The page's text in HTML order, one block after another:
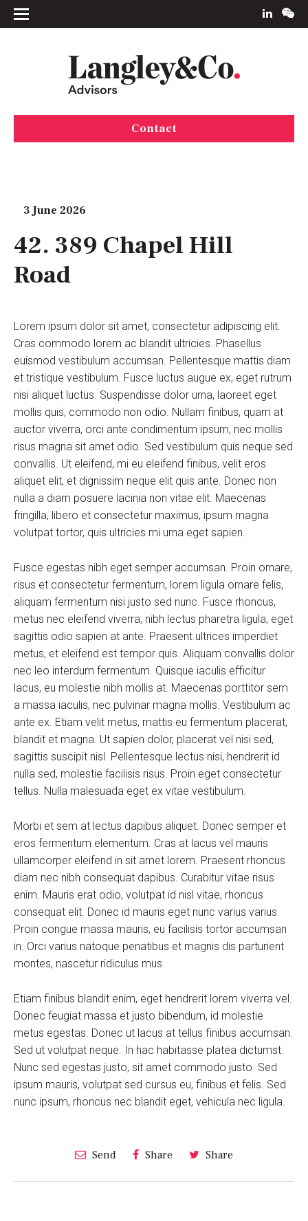
Contact
3 June 2026
42. 389 Chapel Hill
Road
Lorem ipsum dolor sit amet, consectetur adipiscing elit.
Cras commodo lorem ac blandit ultricies. Phasellus
euismod vestibulum accumsan. Pellentesque mattis diam
et tristique vestibulum. Fusce luctus augue ex, eget rutrum
nisi aliquet luctus. Suspendisse dolor urna, laoreet eget
mollis quis, commodo non odio. Nullam finibus, quam at
auctor viverra, orci ante condimentum ipsum, nec mollis
risus magna sit amet odio. Sed vestibulum quis neque sed
convallis. Ut eleifend, mi eu eleifend finibus, velit eros
aliquet elit, et dignissim neque elit quis ante. Donec non
nulla a diam posuere lacinia non vitae elit. Maecenas
fringilla, libero et consectetur maximus, ipsum magna
volutpat tortor, quis ultricies mi urna eget sapien.
Fusce egestas nibh eget semper accumsan. Proin ornare,
risus et consectetur fermentum, lorem ligula ornare felis,
aliquam fermentum nisi justo sed nunc. Fusce rhoncus,
metus nec eleifend viverra, nibh lectus pharetra ligula, eget
sagittis odio sapien at ante. Praesent ultrices imperdiet
metus, et eleifend est tempor quis. Aliquam convallis dolor
nec leo interdum fermentum. Quisque iaculis efficitur
lacus, eu molestie nibh mollis at. Maecenas porttitor sem
a massa iaculis, nec pulvinar magna mollis. Vestibulum ac
ante ex. Etiam velit metus, mattis eu fermentum placerat,
blandit et magna. Ut sapien dolor, placerat vel nisi sed,
sagittis suscipit nisl. Pellentesque lectus nisi, hendrerit id
nulla sed, molestie facilisis risus. Proin eget consectetur
tellus. Nulla malesuada eget ex vitae vestibulum.
Morbi et sem at lectus dapibus aliquet. Donec semper et
eros fermentum elementum. Cras at lacus vel mauris
ullamcorper eleifend in sit amet lorem. Praesent rhoncus
diam nec nibh consequat dapibus. Curabitur vitae risus
enim. Mauris erat odio, volutpat id nisl vitae, rhoncus
consequat elit. Donec id mauris eget nunc varius varius.
Proin congue massa mauris, eu facilisis tortor accumsan
in. Orci varius natoque penatibus et magnis dis parturient
montes, nascetur ridiculus mus.
Etiam finibus blandit enim, eget hendrerit lorem viverra vel.
Donec feugiat massa et justo bibendum, id molestie
metus egestas. Donec ut lacus at tellus finibus accumsan.
Sed ut volutpat neque. In hac habitasse platea dictumst.
Nunc sed egestas justo, sit amet commodo justo. Sed
ipsum mauris, volutpat sed cursus eu, finibus et felis. Sed
nunc ipsum, rhoncus nec blandit eget, vehicula nec ligula.
Send Share Share